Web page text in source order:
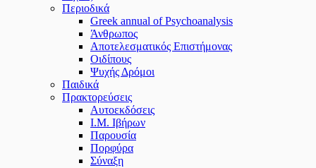
Περιοδικά
Greek annual of Psychoanalysis
Άνθρωπος
Αποτελεσματικός Επιστήμονας
Οιδίπους
Ψυχής Δρόμοι
Παιδικά
Πρακτoρεύσεις
Αυτοεκδόσεις
Ι.Μ. Ιβήρων
Παρουσία
Πορφύρα
Σύναξη